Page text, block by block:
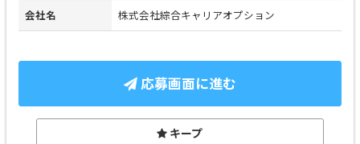
会社名 株式会社綜合キャリアオプション
応募画面に進む
キープ